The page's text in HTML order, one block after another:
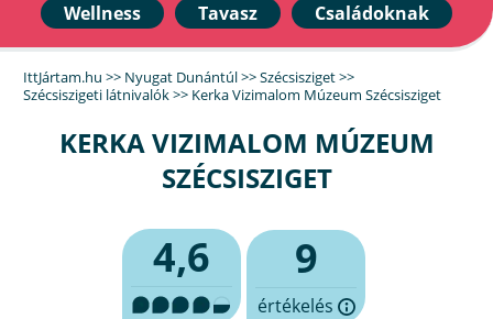
Wellness
Tavasz Családoknak
IttJártam.hu >> Nyugat Dunántúl>>Szécsisziget>>
Szécsiszigeti látnivalók>> Kerka Vizimalom Múzeum Szécsisziget
KERKA VIZIMALOM MÚZEUM
SZÉCSISZIGET
4,6 9
értékelés